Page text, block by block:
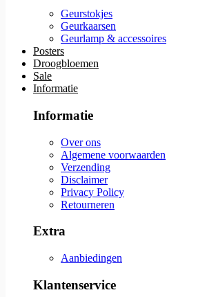
Geurstokjes
Geurkaarsen
Geurlamp & accessoires
Posters
Droogbloemen
Sale
Informatie
Informatie
Over ons
Algemene voorwaarden
Verzending
Disclaimer
Privacy Policy
Retourneren
Extra
Aanbiedingen
Klantenservice